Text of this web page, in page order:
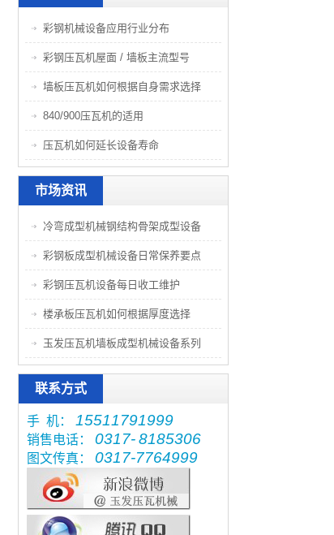
彩钢机械设备应用行业分布
彩钢压瓦机屋面 / 墙板主流型号
墙板压瓦机如何根据自身需求选择
840/900压瓦机的适用
压瓦机如何延长设备寿命
市场资讯
冷弯成型机械钢结构骨架成型设备
彩钢板成型机械设备日常保养要点
彩钢压瓦机设备每日收工维护
楼承板压瓦机如何根据厚度选择
玉发压瓦机墙板成型机械设备系列
联系方式
手 机： 15511791999
销售电话： 0317-8185306
图文传真： 0317-7764999